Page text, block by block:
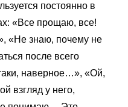
постоянно в
«Все прощаю, все!
«Не знаю, почему не
после всего
наверное…», «Ой,
взгляд у него,